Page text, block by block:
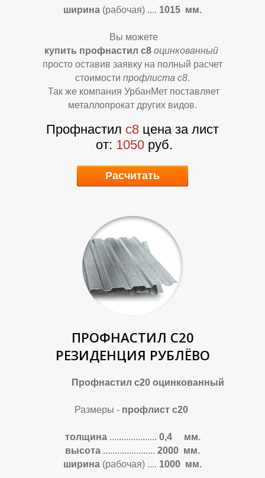
Л
ширина (рабочая) .... 1015 мм.
Вы можете
купить профнастил с8 оцинкованный
просто оставив заявку на полный расчет
стоимости профлиста с8.
Так же компания УрбанМет поставляет
металлопрокат других видов.
Профнастил с8 цена за лист
от: 1050 руб.
Расчитать
ПРОФНАСТИЛ С20
РЕЗИДЕНЦИЯ РУБЛЁВО
Профнастил с20 оцинкованный
Размеры - профлист с20
толщина.................... 0,4 мм.
высота ...................... 2000 мм.
ширина (рабочая) .... 1000 мм.
Л